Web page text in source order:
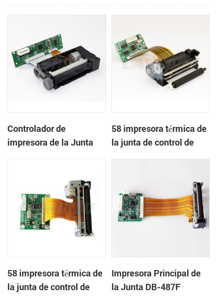
Controlador de
impresora de la Junta
58 impresora térmica de
la junta de control de
58 impresora térmica de
la junta de control de
Impresora Principal de
la Junta DB-487F